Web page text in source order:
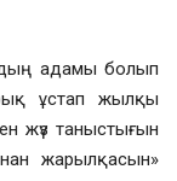
адамы болып
ұстап жылқы
жүз таныстығын
жарылқасын»